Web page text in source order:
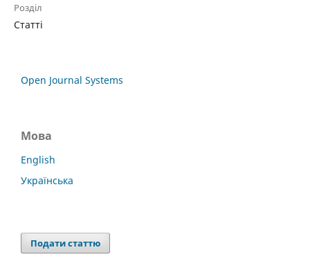
Розділ
Статті
Open Journal Systems
Мова
English
Українська
Подати статтю